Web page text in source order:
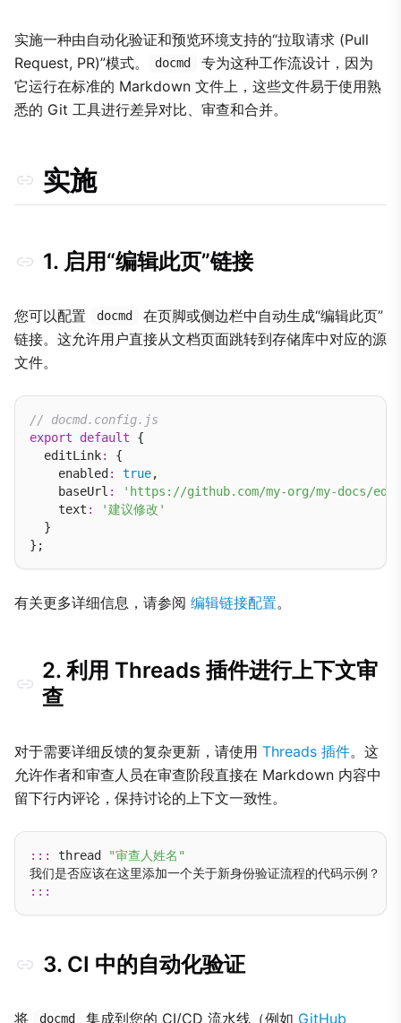
实施一种由自动化验证和预览环境支持的“拉取请求 (Pull
Request, PR)”模式。
docmd
专为这种工作流设计，因为
它运行在标准的 Markdown 文件上，这些文件易于使用熟
悉的 Git 工具进行差异对比、审查和合并。
实施
1. 启用“编辑此页”链接
您可以配置 docmd
在页脚或侧边栏中自动生成“编辑此页”
链接。这允许用户直接从文档页面跳转到存储库中对应的源
文件。
// docmd.config.js
export
default {
  editLink
:
{
    enabled
: true,
    baseUrl
:
'https://github.com/my-org/my-docs/
    text
:
'建议修改'
  }
有关更多详细信息，请参阅 编辑链接配置。
2. 利用 Threads 插件进行上下文审
查
对于需要详细反馈的复杂更新，请使用 Threads 插件。这
允许作者和审查人员在审查阶段直接在 Markdown 内容中
留下行内评论，保持讨论的上下文一致性。
::: thread
"审查人姓名"
:::
3. CI 中的自动化验证
将 docmd 集成到您的 CI/CD 流水线（例如 GitHub